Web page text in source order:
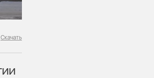
Скачать